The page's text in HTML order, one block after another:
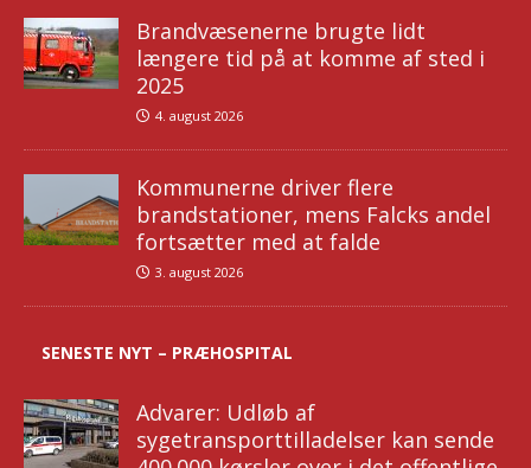
Brandvæsenerne brugte lidt
længere tid på at komme af sted i
2025
4. august 2026
Kommunerne driver flere
brandstationer, mens Falcks andel
fortsætter med at falde
3. august 2026
SENESTE NYT – PRÆHOSPITAL
Advarer: Udløb af
sygetransporttilladelser kan sende